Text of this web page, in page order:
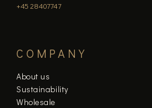
+45 28407747
COMPANY
About us
Sustainability
Wholesale